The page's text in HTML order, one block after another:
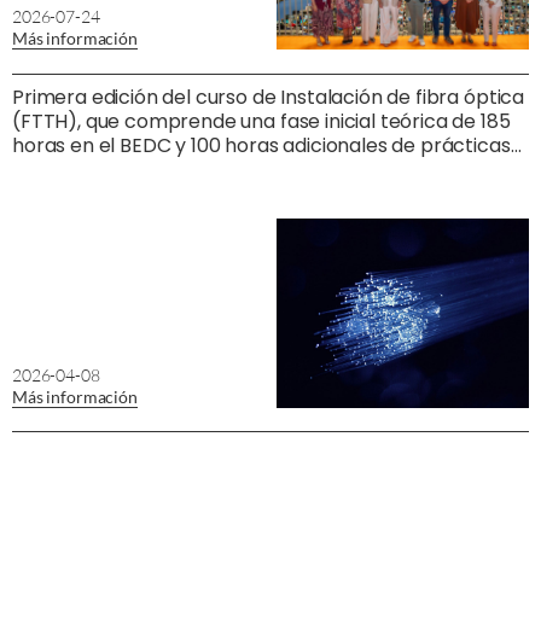
2026-07-24
Más información
Primera edición del curso de Instalación de fibra óptica
(FTTH), que comprende una fase inicial teórica de 185
horas en el BEDC y 100 horas adicionales de prácticas
2026-04-08
Más información